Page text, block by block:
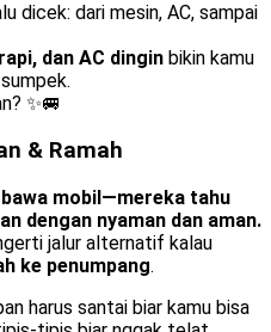
dicek: dari mesin, AC, sampai
dan AC dingin bikin kamu
✨🚐
& Ramah
mobil—mereka tahu
dengan nyaman dan aman.
jalur alternatif kalau
ke penumpang.
harus santai biar kamu bisa